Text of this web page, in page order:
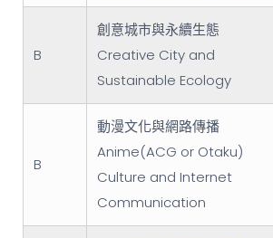
B
創意城市與永續生態
Creative City and
Sustainable Ecology
B
動漫文化與網路傳播
Anime(ACG or Otaku)
Culture and Internet
Communication